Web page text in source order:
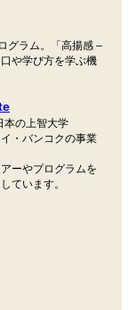
グラム。「高揚感 –
や学び方を学ぶ機
本の上智大学
・バンコクの事業
ーやプログラムを
ています。